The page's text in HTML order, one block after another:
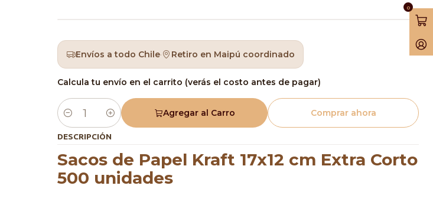
0
Envíos a todo Chile· Retiro en Maipú coordinado
Calcula tu envío en el carrito (verás el costo antes de pagar)
Cantidad
Agregar al Carro Comprar ahora
DESCRIPCIÓN
Sacos de Papel Kraft 17x12 cm Extra Corto
500 unidades